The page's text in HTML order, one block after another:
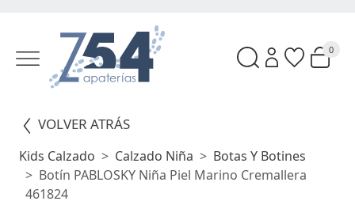
0
VOLVER ATRÁS
Kids Calzado Calzado Niña
Botas Y Botines
Botín PABLOSKY Niña Piel Marino Cremallera
461824